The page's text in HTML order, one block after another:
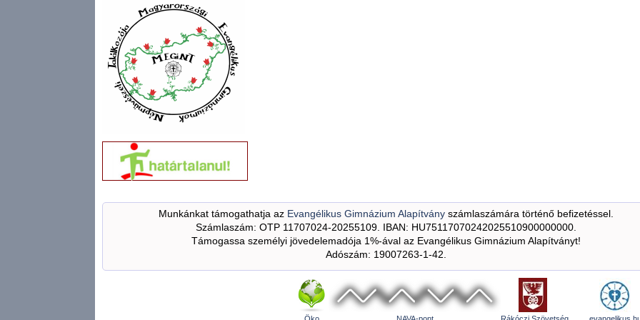
Munkánkat támogathatja az Evangélikus Gimnázium Alapítványszámlaszámára történő befizetéssel.
Számlaszám: OTP 11707024-20255109. IBAN: HU75117070242025510900000000.
Támogassa személyi jövedelemadója 1%-ával az Evangélikus Gimnázium Alapítványt!
Adószám: 19007263-1-42.